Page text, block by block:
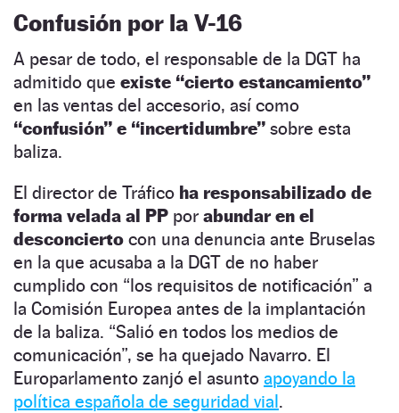
Confusión por la V-16
A pesar de todo, el responsable de la DGT ha
admitido que existe “cierto estancamiento”
en las ventas del accesorio, así como
“confusión” e “incertidumbre” sobre esta
baliza.
El director de Tráfico ha responsabilizado de
forma velada al PP por abundar en el
desconcierto con una denuncia ante Bruselas
en la que acusaba a la DGT de no haber
cumplido con “los requisitos de notificación” a
la Comisión Europea antes de la implantación
de la baliza. “Salió en todos los medios de
comunicación”, se ha quejado Navarro. El
Europarlamento zanjó el asunto apoyando la
política española de seguridad vial.